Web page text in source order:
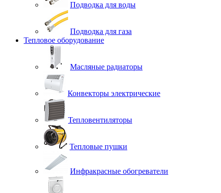
Подводка для воды
Подводка для газа
Тепловое оборудование
Масляные радиаторы
Конвекторы электрические
Тепловентиляторы
Тепловые пушки
Инфракрасные обогреватели